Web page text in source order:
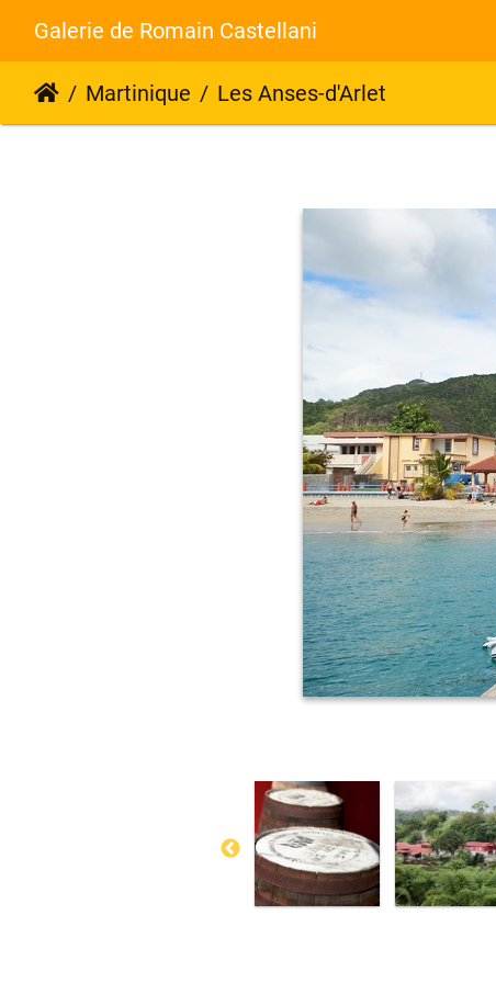
Galerie de Romain Castellani
Martinique Les Anses-d'Arlet